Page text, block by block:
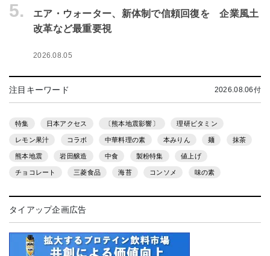
5.
エア・ウォーター、新体制で信頼回復を 企業風土
改革など最重要視
2026.08.05
注目キーワード 2026.08.06付
特集 日本アクセス 〔熊本地震影響〕 理研ビタミン
レモン果汁 コラボ 中華料理の素 本みりん 麺 抹茶
熊本地震 岩田醸造 中食 製粉特集 値上げ
チョコレート 三菱食品 海苔 コンソメ 味の素
タイアップ企画広告